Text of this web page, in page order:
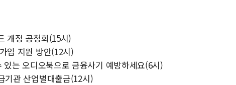
개정 공청회(15시)
입 지원 방안(12시)
는 오디오북으로 금융사기 예방하세요(6시)
기관 산업별대출금(12시)